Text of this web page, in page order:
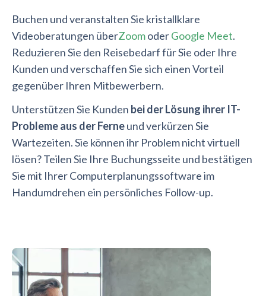
Buchen und veranstalten Sie kristallklare
Videoberatungen überZoomoderGoogle Meet.
Reduzieren Sie den Reisebedarf für Sie oder Ihre
Kunden und verschaffen Sie sich einen Vorteil
gegenüber Ihren Mitbewerbern.
Unterstützen Sie Kunden bei der Lösung ihrer IT-
Probleme aus der Ferneund verkürzen Sie
Wartezeiten. Sie können ihr Problem nicht virtuell
lösen? Teilen Sie Ihre Buchungsseite und bestätigen
Sie mit Ihrer Computerplanungssoftware im
Handumdrehen ein persönliches Follow-up.